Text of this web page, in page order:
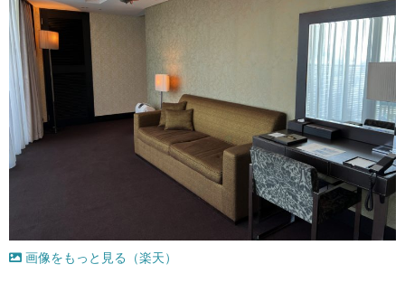
画像をもっと見る（楽天）